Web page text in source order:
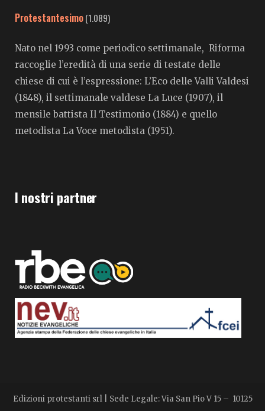
Protestantesimo(1.089)
Nato nel 1993 come periodico settimanale, Riforma
raccoglie l’eredità di una serie di testate delle
chiese di cui è l’espressione: L’Eco delle Valli Valdesi
(1848), il settimanale valdese La Luce (1907), il
mensile battista Il Testimonio (1884) e quello
metodista La Voce metodista (1951).
I nostri partner
Edizioni protestanti srl | Sede Legale: Via San Pio V 15 – 10125